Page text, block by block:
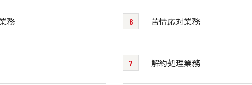
務 苦情応対業務
解約処理業務